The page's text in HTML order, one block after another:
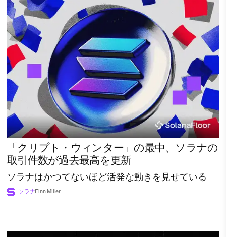
「クリプト・ウィンター」の最中、ソラナの
取引件数が過去最高を更新
ソラナはかつてないほど活発な動きを見せている
ソラナFinn Miller